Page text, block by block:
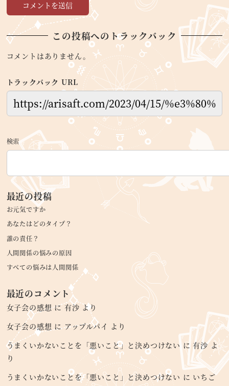
この投稿へのトラックバック
コメントはありません。
トラックバック URL
検索
最近の投稿
お元気ですか
あなたはどのタイプ？
誰の責任？
人間関係の悩みの原因
すべての悩みは人間関係
最近のコメント
女子会の感想に有沙 より
女子会の感想 にアップルパイ より
うまくいかないことを「悪いこと」と決めつけない に有沙よ
り
うまくいかないことを「悪いこと」と決めつけない に いちご